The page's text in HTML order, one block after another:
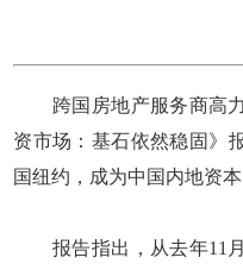
跨国房地产服务商高力
资市场：基石依然稳固》
国纽约，成为中国内地资
报告指出，从去年11月